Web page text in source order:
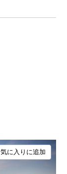
に入りに追加